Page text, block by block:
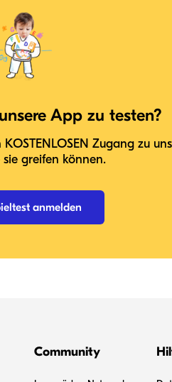
App zu testen?
Zugang zu
sie greifen können.
anmelden
Community